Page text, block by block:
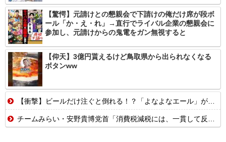
【驚愕】元請けとの懇親会で下請けの俺だけ席が段ボ
ール「か・え・れ」→直行でライバル企業の懇親会に
参加し、元請けからの鬼電をガン無視すると
【仰天】3億円貰えるけど鳥取県から出られなくなる
ボタンww
【衝撃】ビールだけ注ぐと倒れる！？「よなよなエール」がまさかのU字グラスを発売ｗｗｗ
チームみらい・安野貴博党首「消費税減税には、一貫して反対してきました」 説明に反響